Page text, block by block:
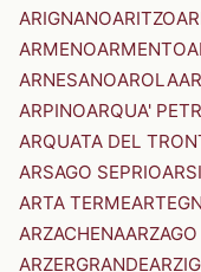
ARIGNANOARITZO
ARMENOARMENTO
ARNESANOAROLA
ARPINOARQUA'
ARQUATA DEL
ARSAGO SEPRIO
ARTA TERME
ARZACHENA
ARZERGRANDE